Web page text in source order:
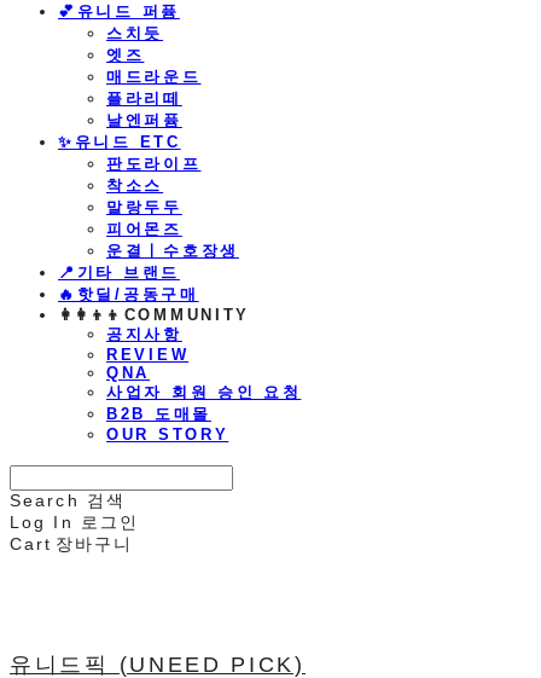
💕유니드 퍼퓸
스치듯
엣즈
매드라운드
플라리떼
날엔퍼퓸
​✨유니드 ETC
판도라이프
착소스
말랑두두
피어몬즈
운결ㅣ수호장생
📍기타 브랜드
🔥핫딜/공동구매
👩‍👩‍👦‍👦COMMUNITY
공지사항
REVIEW
QNA
사업자 회원 승인 요청
B2B 도매몰
OUR STORY
Search
검색
Log In
로그인
Cart 장바구니
유니드픽 (UNEED PICK)